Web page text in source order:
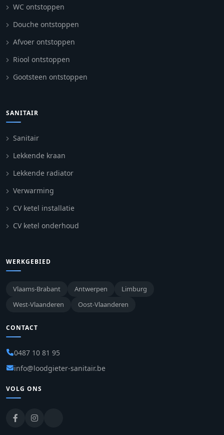
WC ontstoppen
Douche ontstoppen
Afvoer ontstoppen
Riool ontstoppen
Gootsteen ontstoppen
SANITAIR
Sanitair
Lekkende kraan
Lekkende radiator
Verwarming
CV ketel installatie
CV ketel onderhoud
WERKGEBIED
Vlaams-Brabant Antwerpen
Limburg
West-Vlaanderen
Oost-Vlaanderen
CONTACT
0487 10 81 95
info@loodgieter-sanitair.be
VOLG ONS